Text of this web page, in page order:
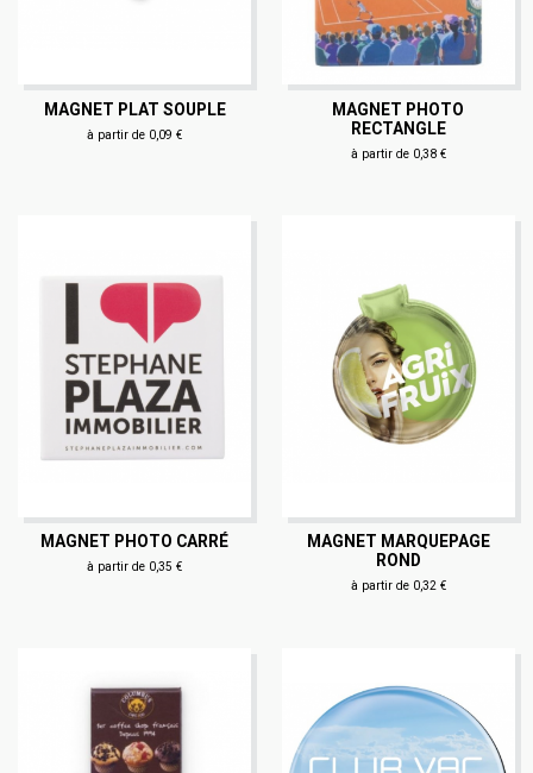
MAGNET PLAT SOUPLE
à partir de 0,09 €
MAGNET PHOTO
RECTANGLE
à partir de 0,38 €
MAGNET PHOTO CARRÉ
à partir de 0,35 €
MAGNET MARQUEPAGE
ROND
à partir de 0,32 €